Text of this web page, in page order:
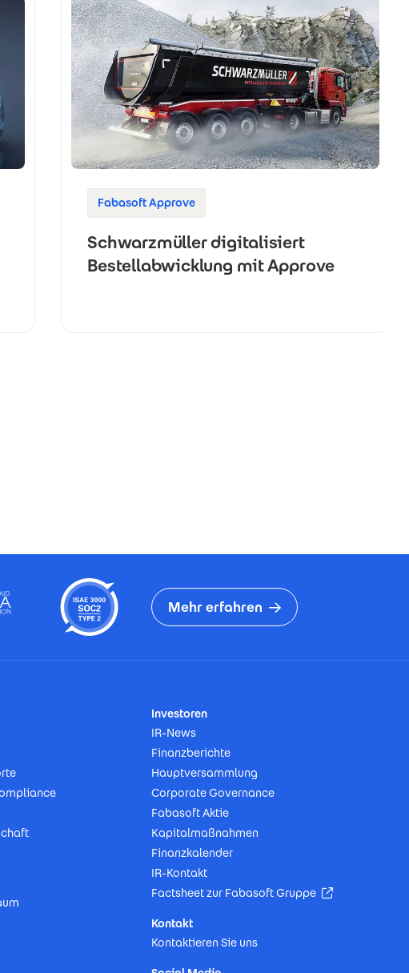
Fabasoft Approve
Schwarzmüller digitalisiert
Bestellabwicklung mit Approve
Mehr erfahren
Investoren
IR-News
Finanzberichte
Hauptversammlung
Corporate Governance
Fabasoft Aktie
Kapitalmaßnahmen
Finanzkalender
IR-Kontakt
Factsheet zur Fabasoft Gruppe
(Öffnet in
Kontakt
Kontaktieren Sie uns